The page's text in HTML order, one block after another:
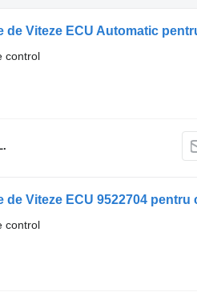
control
de Viteze ECU 9522704
control